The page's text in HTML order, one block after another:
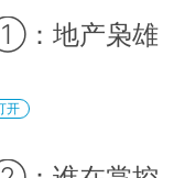
：地产枭雄
开